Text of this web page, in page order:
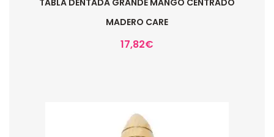
TABLA DENTADA GRANDE MANGO CENTRADO
MADERO CARE
17,82€